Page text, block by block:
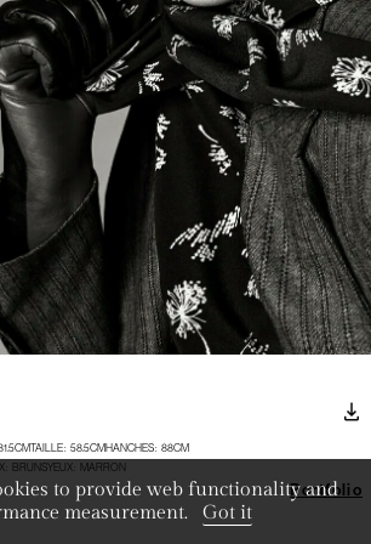
to provide web functionality and
measurement. Got it
TAILLE: 58.5CM HANCHES: 88CM
: BRUNSYEUX: MARRON
Portfolio